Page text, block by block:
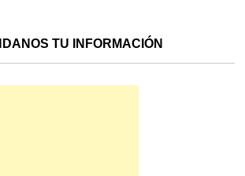
TU INFORMACIÓN